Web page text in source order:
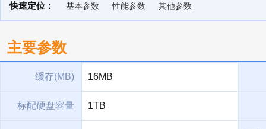
快速定位： 基本参数 性能参数 其他参数
主要参数
缓存(MB) 16MB
标配硬盘容量 1TB